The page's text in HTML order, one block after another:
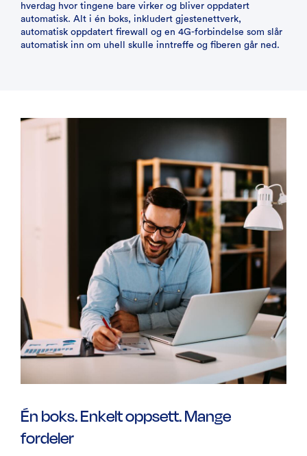
hverdag hvor tingene bare virker og bliver oppdatert
automatisk. Alt i én boks, inkludert gjestenettverk,
automatisk oppdatert firewall og en 4G-forbindelse som slår
automatisk inn om uhell skulle inntreffe og fiberen går ned.
Én boks. Enkelt oppsett. Mange
fordeler